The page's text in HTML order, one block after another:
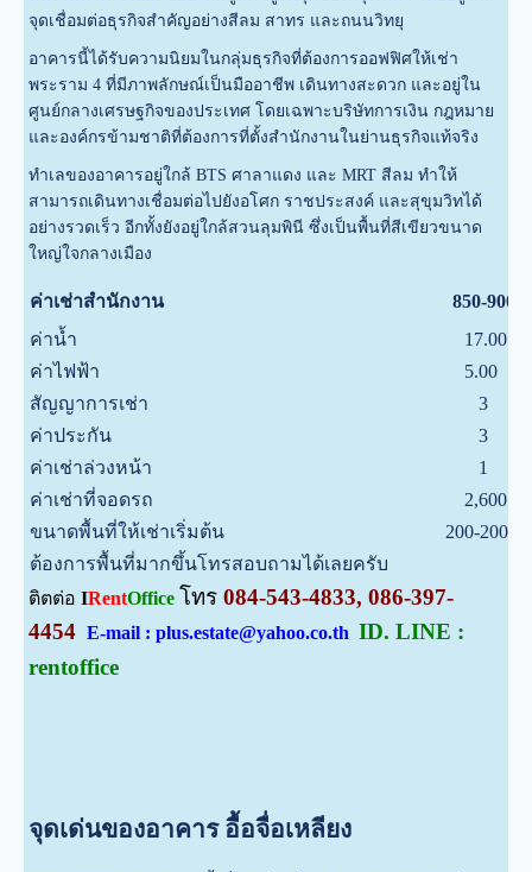
จุดเชื่อมต่อธุรกิจสำคัญอย่างสีลม สาทร และถนนวิทยุ
อาคารนี้ได้รับความนิยมในกลุ่มธุรกิจที่ต้องการออฟฟิศให้เช่า
พระราม 4 ที่มีภาพลักษณ์เป็นมืออาชีพ เดินทางสะดวก และอยู่ใน
ศูนย์กลางเศรษฐกิจของประเทศ โดยเฉพาะบริษัทการเงิน กฎหมาย
และองค์กรข้ามชาติที่ต้องการที่ตั้งสำนักงานในย่านธุรกิจแท้จริง
ทำเลของอาคารอยู่ใกล้ BTS ศาลาแดง และ MRT สีลม ทำให้
สามารถเดินทางเชื่อมต่อไปยังอโศก ราชประสงค์ และสุขุมวิทได้
อย่างรวดเร็ว อีกทั้งยังอยู่ใกล้สวนลุมพินี ซึ่งเป็นพื้นที่สีเขียวขนาด
ใหญ่ใจกลางเมือง
ค่าเช่าสำนักงาน
850-900
ค่าน้ำ
17.00
ค่าไฟฟ้า
5.00
สัญญาการเช่า
3
ค่าประกัน
3
ค่าเช่าล่วงหน้า
1
ค่าเช่าที่จอดรถ
2,600
ขนาดพื้นที่ให้เช่าเริ่มต้น
200-2000
ต้องการพื้นที่มากขึ้นโทรสอบถามได้เลยครับ
ติตต่อ IRentOffice โทร 084-543-4833, 086-397-
4454 E-mail : plus.estate@yahoo.co.th ID. LINE :
rentoffice
จุดเด่นของอาคาร อื้อจื่อเหลียง